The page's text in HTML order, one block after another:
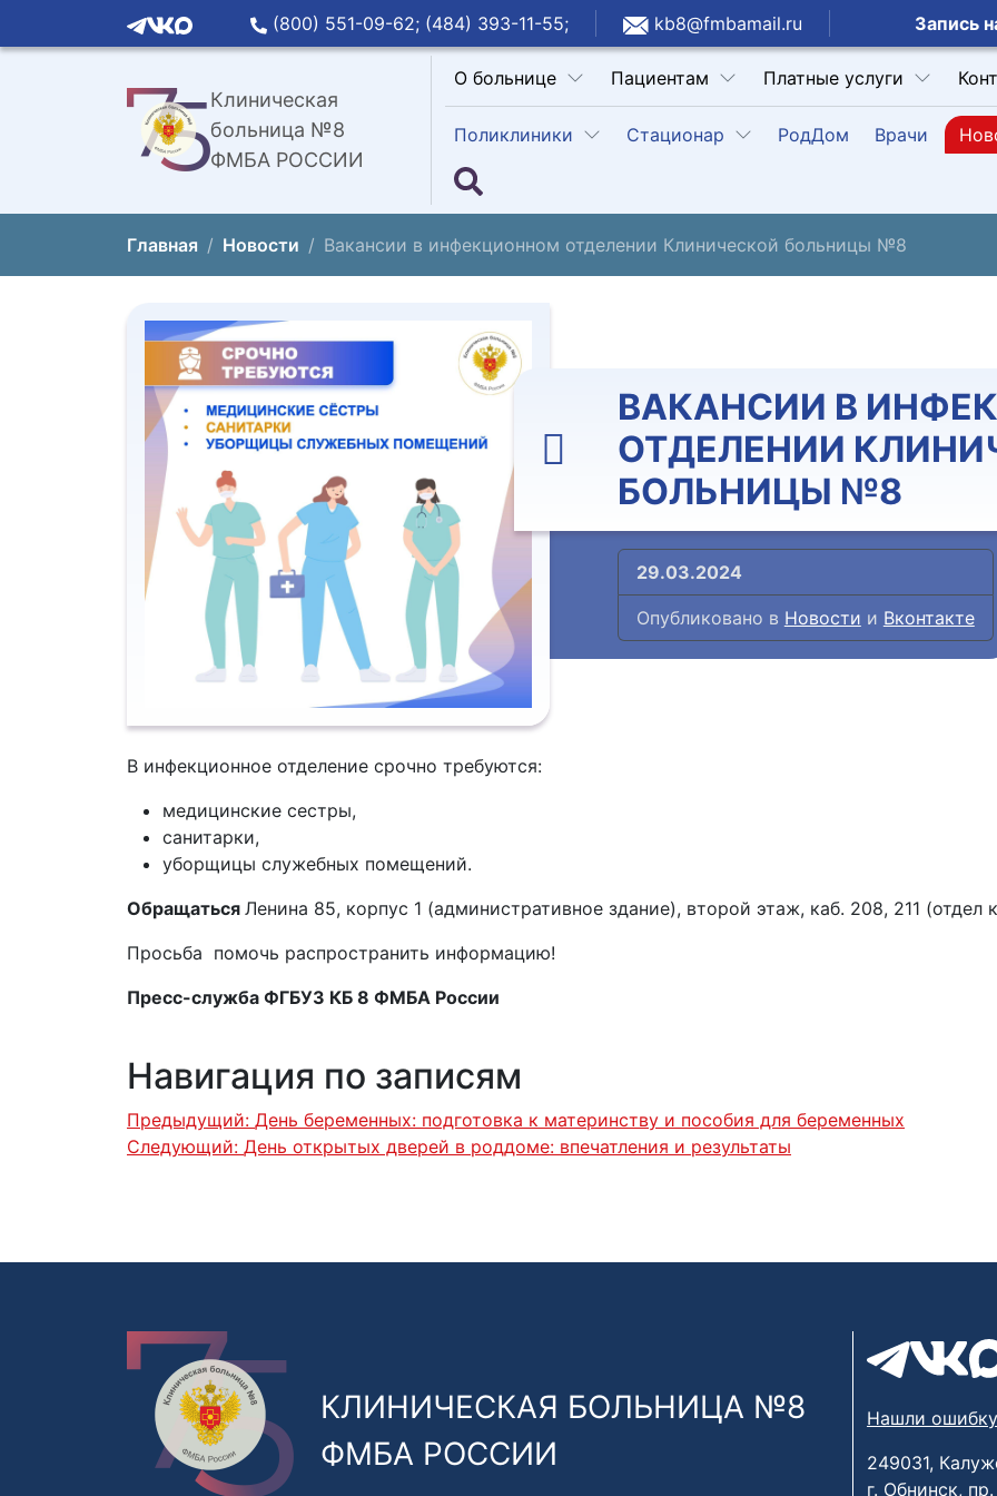
(800) 551-09-62; (484) 393-11-55; kb8@fmbamail.ru Запись
Клиническая
больница №8
ФМБА РОССИИ
О больнице Пациентам Платные услуги
Поликлиники Стационар РодДом Врачи
Главная Новости Вакансии в инфекционном отделении Клинической больницы №8
ВАКАНСИИ В
ОТДЕЛЕНИИ
БОЛЬНИЦЫ №8
29.03.2024
Опубликовано в Новости и Вконтакте
В инфекционное отделение срочно требуются:
️медицинские сестры,
️санитарки,
️уборщицы служебных помещений.
Обращаться Ленина 85, корпус 1 (административное здание), второй этаж, каб. 208, 211 (отдел
Просьба помочь распространить информацию!
Пресс-служба ФГБУЗ КБ 8 ФМБА России
Навигация по записям
Предыдущий: День беременных: подготовка к материнству и пособия для беременных
Следующий: День открытых дверей в роддоме: впечатления и результаты
КЛИНИЧЕСКАЯ БОЛЬНИЦА №8
ФМБА РОССИИ
Нашли
249031,
г. Обнинск,